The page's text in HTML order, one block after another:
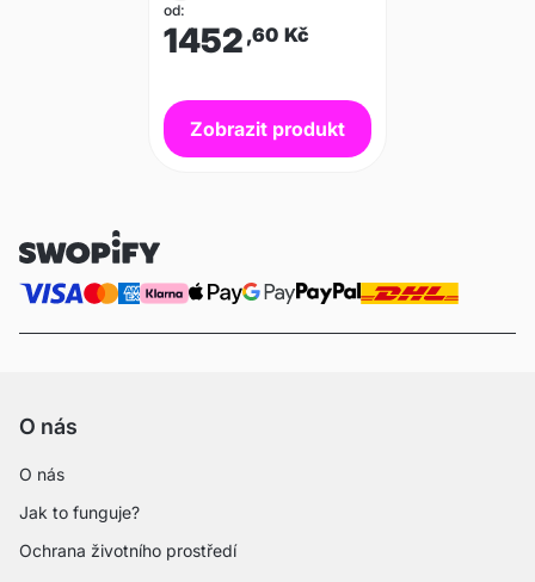
od:
1452 ,60 Kč
Zobrazit produkt
O nás
O nás
Jak to funguje?
Ochrana životního prostředí